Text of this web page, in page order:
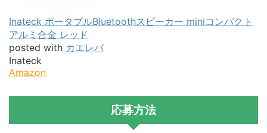
Inateck ポータブルBluetoothスピーカー miniコンパクト
アルミ合金 レッド
posted with カエレバ
Inateck
Amazon
応募方法